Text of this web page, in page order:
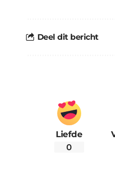
Deel dit bericht
Liefde
0